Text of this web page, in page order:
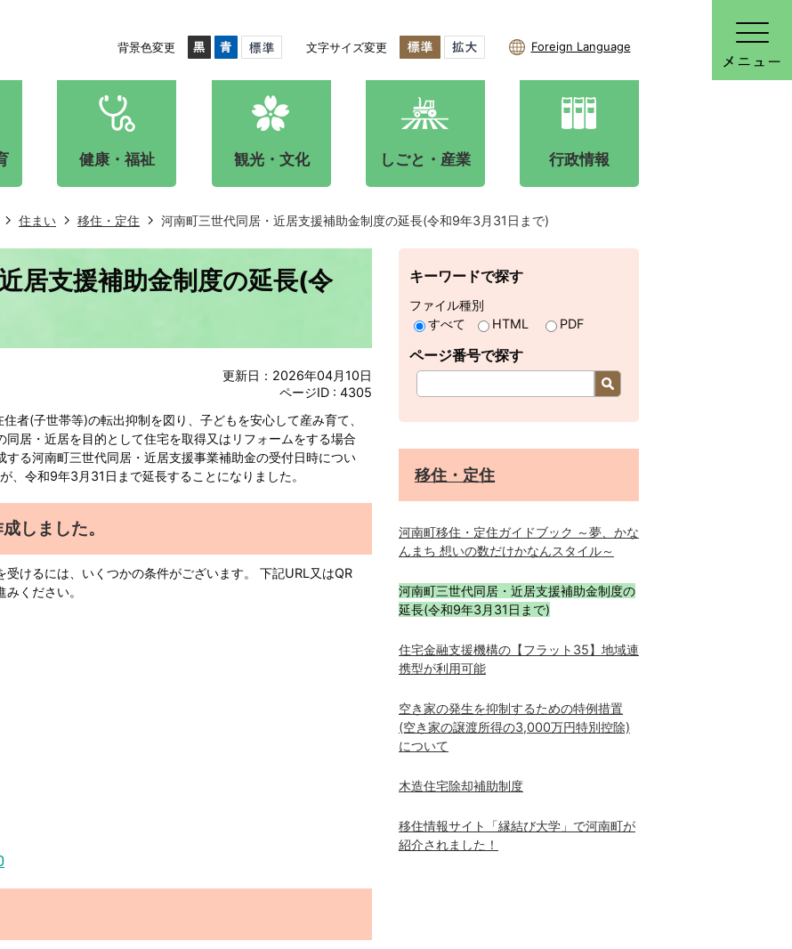
背景色変更 文字サイズ変更 Foreign Language
健康・福祉 観光・文化 しごと・産業 行政情報
住まい 移住・定住 河南町三世代同居・近居支援補助金制度の延長(令和9年3月31日まで)
居支援補助金制度の延長(令
更新日：2026年04月10日
ページID : 4305
者(子世帯等)の転出抑制を図り、子どもを安心して産み育て、
居・近居を目的として住宅を取得又はリフォームをする場合
る河南町三世代同居・近居支援事業補助金の受付日時につい
、令和9年3月31日まで延長することになりました。
しました。
けるには、いくつかの条件がございます。 下記URL又はQR
ください。
キーワードで探す
ファイル種別
すべて
HTML PDF
ページ番号で探す
移住・定住
河南町移住・定住ガイドブック ～夢、かな
んまち 想いの数だけかなんスタイル～
河南町三世代同居・近居支援補助金制度の
延長(令和9年3月31日まで)
住宅金融支援機構の【フラット35】地域連
携型が利用可能
空き家の発生を抑制するための特例措置
(空き家の譲渡所得の3,000万円特別控除)
について
木造住宅除却補助制度
移住情報サイト「縁結び大学」で河南町が
紹介されました！